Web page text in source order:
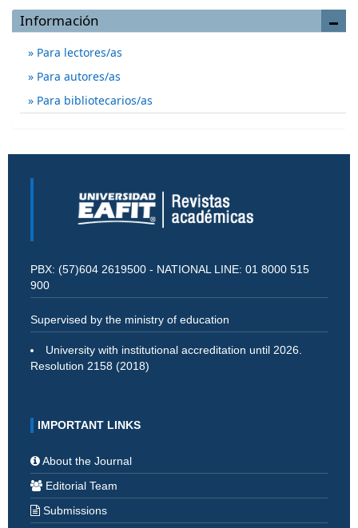
Información
Para lectores/as
Para autores/as
Para bibliotecarios/as
PBX: (57)604 2619500 - NATIONAL LINE: 01 8000 515
900
Supervised by the ministry of education
University with institutional accreditation until 2026.
Resolution 2158 (2018)
IMPORTANT LINKS
About the Journal
Editorial Team
Submissions